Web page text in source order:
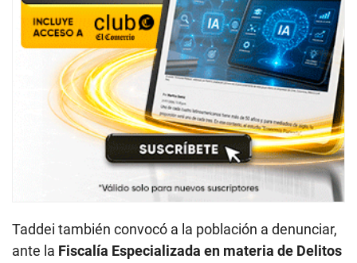
Taddei también convocó a la población a denunciar,
ante la Fiscalía Especializada en materia de Delitos